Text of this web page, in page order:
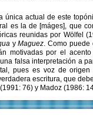
única actual de este
es la de [máges], que
reunidas por Wölfel
yMaguez. Como puede
motivadas por el
falsa interpretación a
pues es voz de origen
escritura, que
76) y Madoz (1986: